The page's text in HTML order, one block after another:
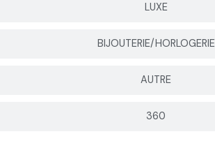
LUXE
BIJOUTERIE/HORLOGERIE
AUTRE
360